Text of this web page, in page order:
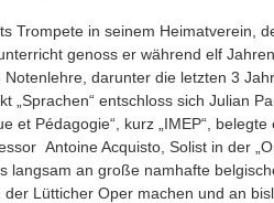
Trompete in seinem Heimatverein,
genoss er während elf
darunter die letzten 3
„Sprachen“ entschloss sich Julian
et Pédagogie“, kurz „IMEP“, belegte
Antoine Acquisto, Solist in der
langsam an große namhafte
Lütticher Oper machen und an